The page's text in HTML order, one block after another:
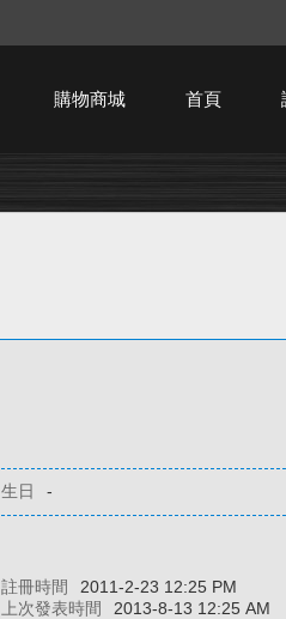
購物商城 首頁
生日 -
註冊時間 2011-2-23 12:25 PM
上次發表時間 2013-8-13 12:25 AM